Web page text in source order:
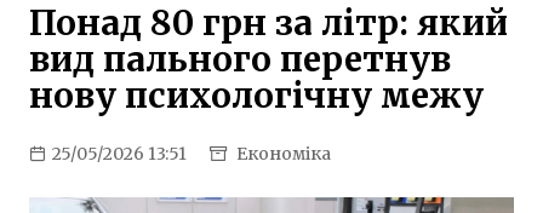
Понад 80 грн за літр: який
вид пального перетнув
нову психологічну межу
25/05/2026 13:51 Економіка